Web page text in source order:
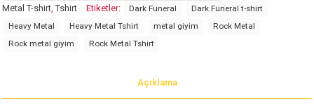
Metal T-shirt,Tshirt Etiketler: Dark Funeral
Dark Funeral t-shirt
Heavy Metal
Heavy Metal Tshirt metal giyim
Rock Metal
Rock metal giyim
Rock Metal Tshirt
Açıklama